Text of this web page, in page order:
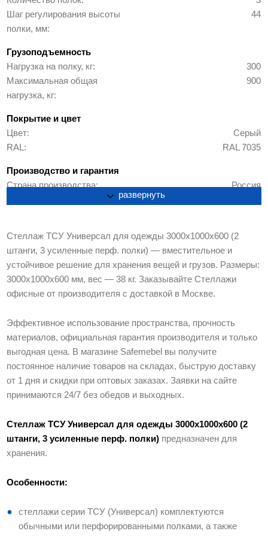
Шаг регулирования высоты
полки, мм
44
Грузоподъемность
Нагрузка на полку, кг
300
Максимальная общая
нагрузка, кг
900
Покрытие и цвет
Цвет
Серый
RAL
RAL 7035
Производство и гарантия
Страна производства
Россия
Габариты упаковки ВхШхГ,
мм
0.089 м3
Вес в упаковке, кг 37.78
Дополнительно
развернуть
Стеллаж ТСУ Универсал для одежды 3000х1000х600 (2
штанги, 3 усиленные перф. полки) — вместительное и
устойчивое решение для хранения вещей и грузов. Размеры:
3000х1000х600 мм, вес — 38 кг. Заказывайте Стеллажи
офисные от производителя с доставкой в Москве.
Эффективное использование пространства, прочность
материалов, официальная гарантия производителя и только
выгодная цена. В магазине Safemebel вы получите
постоянное наличие товаров на складах, быструю доставку
от 1 дня и скидки при оптовых заказах. Заявки на сайте
принимаются 24/7 без обедов и выходных.
Стеллаж ТСУ Универсал для одежды 3000х1000х600 (2
штанги, 3 усиленные перф. полки) предназначен для
хранения.
Особенности:
стеллажи серии ТСУ (Универсал) комплектуются
обычными или перфорированными полками, а также